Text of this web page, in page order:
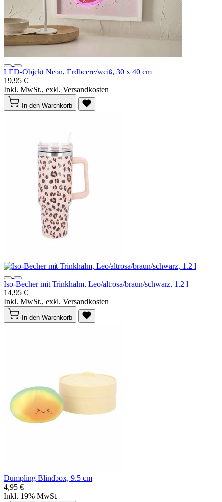
LED-Objekt Neon, Erdbeere/weiß, 30 x 40 cm
19,95 €
Inkl. MwSt., exkl. Versandkosten
In den Warenkorb
Iso-Becher mit Trinkhalm, Leo/altrosa/braun/schwarz, 1.2 l
14,95 €
Inkl. MwSt., exkl. Versandkosten
In den Warenkorb
Dumpling Blindbox, 9.5 cm
4,95 €
Inkl. 19% MwSt.